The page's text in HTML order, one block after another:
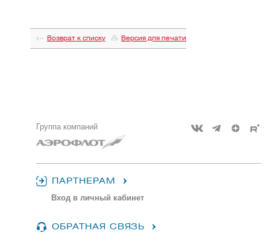
Возврат к списку Версия для печати
Группа компаний
ПАРТНЕРАМ
Вход в личный кабинет
ОБРАТНАЯ СВЯЗЬ